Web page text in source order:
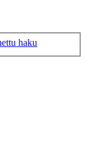
haku